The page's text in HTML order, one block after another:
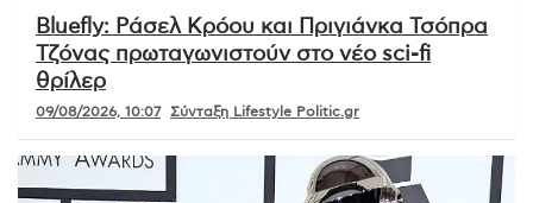
Bluefly: Ράσελ Κρόου και Πριγιάνκα Τσόπρα
Τζόνας πρωταγωνιστούν στο νέο sci-fi
θρίλερ
09/08/2026, 10:07 Σύνταξη Lifestyle Politic.gr